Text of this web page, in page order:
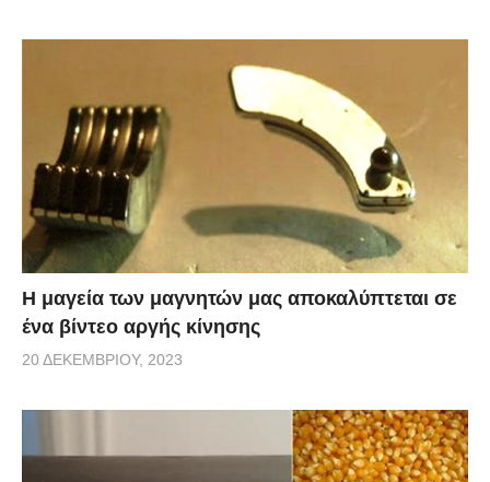
Η μαγεία των μαγνητών μας αποκαλύπτεται σε
ένα βίντεο αργής κίνησης
20 ΔΕΚΕΜΒΡΊΟΥ, 2023